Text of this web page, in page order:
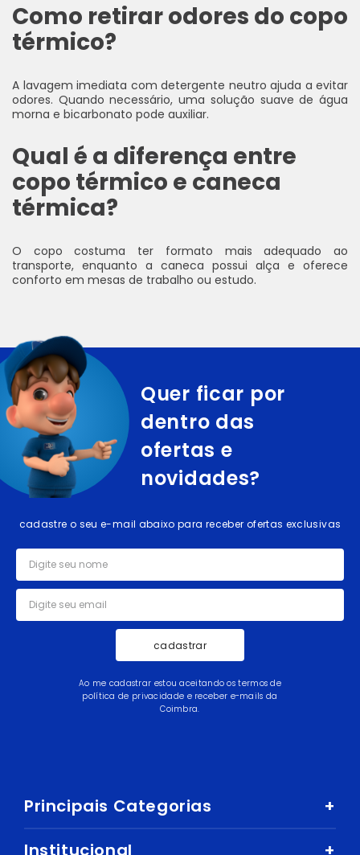
Como retirar odores do copo
térmico?
A lavagem imediata com detergente neutro ajuda a evitar
odores. Quando necessário, uma solução suave de água
morna e bicarbonato pode auxiliar.
Qual é a diferença entre
copo térmico e caneca
térmica?
O copo costuma ter formato mais adequado ao
transporte, enquanto a caneca possui alça e oferece
conforto em mesas de trabalho ou estudo.
Quer ficar por
dentro das
ofertas e
novidades?
cadastre o seu e-mail abaixo para receber ofertas exclusivas
cadastrar
Ao me cadastrar estou aceitando os termos de
política de privacidade e receber e-mails da
Coimbra.
Principais Categorias +
Celular e Smartphone
Institucional +